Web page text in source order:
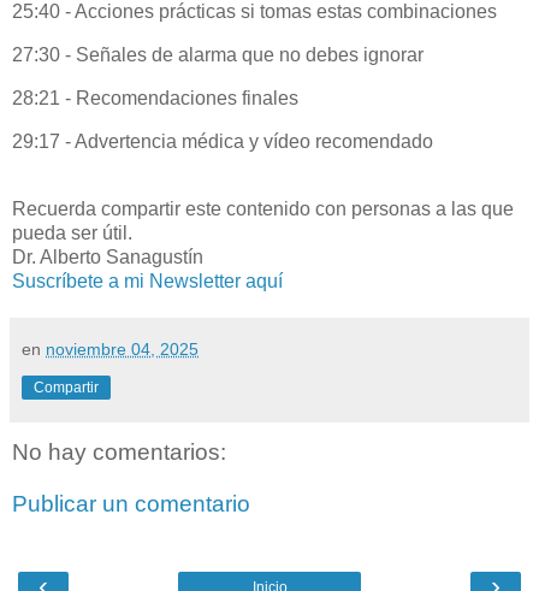
25:40 - Acciones prácticas si tomas estas combinaciones
27:30 - Señales de alarma que no debes ignorar
28:21 - Recomendaciones finales
29:17 - Advertencia médica y vídeo recomendado
Recuerda compartir este contenido con personas a las que
pueda ser útil.
Dr. Alberto Sanagustín
Suscríbete a mi Newsletter aquí
en noviembre 04, 2025
Compartir
No hay comentarios:
Publicar un comentario
Inicio